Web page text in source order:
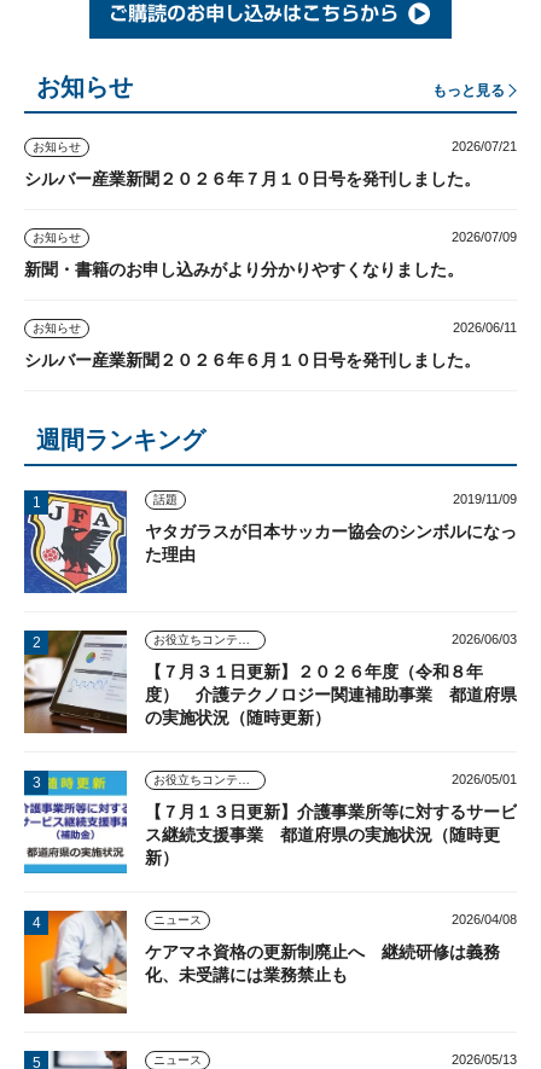
お知らせ もっと見る
お知らせ 2026/07/21
シルバー産業新聞２０２６年７月１０日号を発刊しました。
お知らせ 2026/07/09
新聞・書籍のお申し込みがより分かりやすくなりました。
お知らせ 2026/06/11
シルバー産業新聞２０２６年６月１０日号を発刊しました。
週間ランキング
話題 2019/11/09
ヤタガラスが日本サッカー協会のシンボルになっ
た理由
お役立ちコンテンツ 2026/06/03
【７月３１日更新】２０２６年度（令和８年
度） 介護テクノロジー関連補助事業 都道府県
の実施状況（随時更新）
お役立ちコンテンツ 2026/05/01
【７月１３日更新】介護事業所等に対するサービ
ス継続支援事業 都道府県の実施状況（随時更
新）
ニュース 2026/04/08
ケアマネ資格の更新制廃止へ 継続研修は義務
化、未受講には業務禁止も
ニュース 2026/05/13